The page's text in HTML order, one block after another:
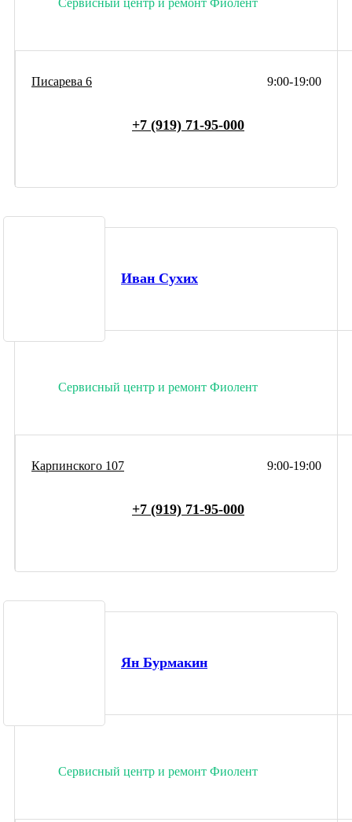
9:00-19:00
Писарева 6
+7 (919) 71-95-000
Иван Сухих
Сервисный центр и ремонт Фиолент
9:00-19:00
Карпинского 107
+7 (919) 71-95-000
Ян Бурмакин
Сервисный центр и ремонт Фиолент